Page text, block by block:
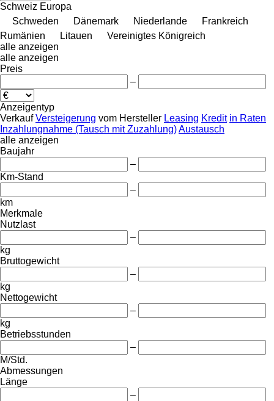
Schweiz Europa
Schweden
Dänemark Niederlande
Frankreich
Rumänien
Litauen
Vereinigtes Königreich
alle anzeigen
alle anzeigen
Preis
–
Anzeigentyp
Verkauf Versteigerung vom Hersteller Leasing Kredit in Raten
Inzahlungnahme (Tausch mit Zuzahlung)Austausch
alle anzeigen
Baujahr
–
Km-Stand
–
km
Merkmale
Nutzlast
–
kg
Bruttogewicht
–
kg
Nettogewicht
–
kg
Betriebsstunden
–
M/Std.
Abmessungen
Länge
–